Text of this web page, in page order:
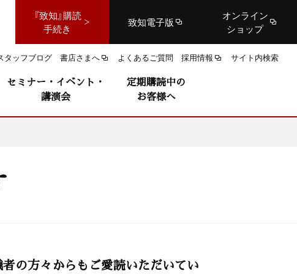
『致知』購読
手続き
致知電子版
オンライン
ショップ
タッフブログ 書店さまへ よくあるご質問 採用情報 サイト内検索
セミナー・イベント・
講演会
定期購読中の
お客様へ
の方々からもご愛読いただいてい